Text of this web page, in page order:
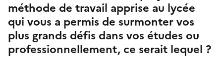
méthode de travail apprise au lycée
qui vous a permis de surmonter vos
plus grands défis dans vos études ou
professionnellement, ce serait lequel ?